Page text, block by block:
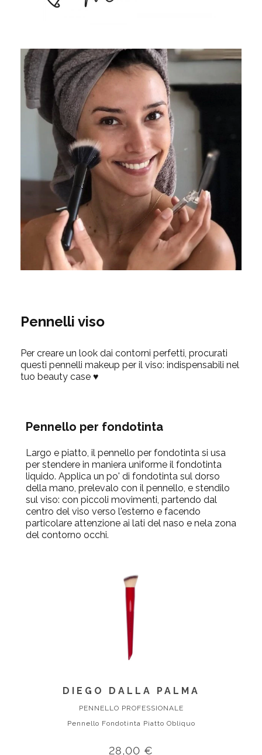
Pennelli viso
Per creare un look dai contorni perfetti, procurati
questi pennelli makeup per il viso: indispensabili nel
tuo beauty case ♥
Pennello per fondotinta
Largo e piatto, il pennello per fondotinta si usa
per stendere in maniera uniforme il fondotinta
liquido. Applica un po' di fondotinta sul dorso
della mano, prelevalo con il pennello, e stendilo
sul viso: con piccoli movimenti, partendo dal
centro del viso verso l'esterno e facendo
particolare attenzione ai lati del naso e nela zona
del contorno occhi.
DIEGO DALLA PALMA
PENNELLO PROFESSIONALE
Pennello Fondotinta Piatto Obliquo
28,00 €